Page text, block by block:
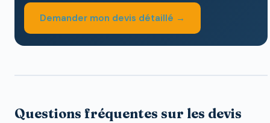
Demander mon devis détaillé →
Questions fréquentes sur les devis